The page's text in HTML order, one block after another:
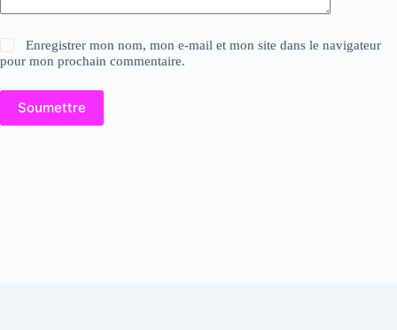
Enregistrer mon nom, mon e-mail et mon site dans le navigateur
pour mon prochain commentaire.
Soumettre